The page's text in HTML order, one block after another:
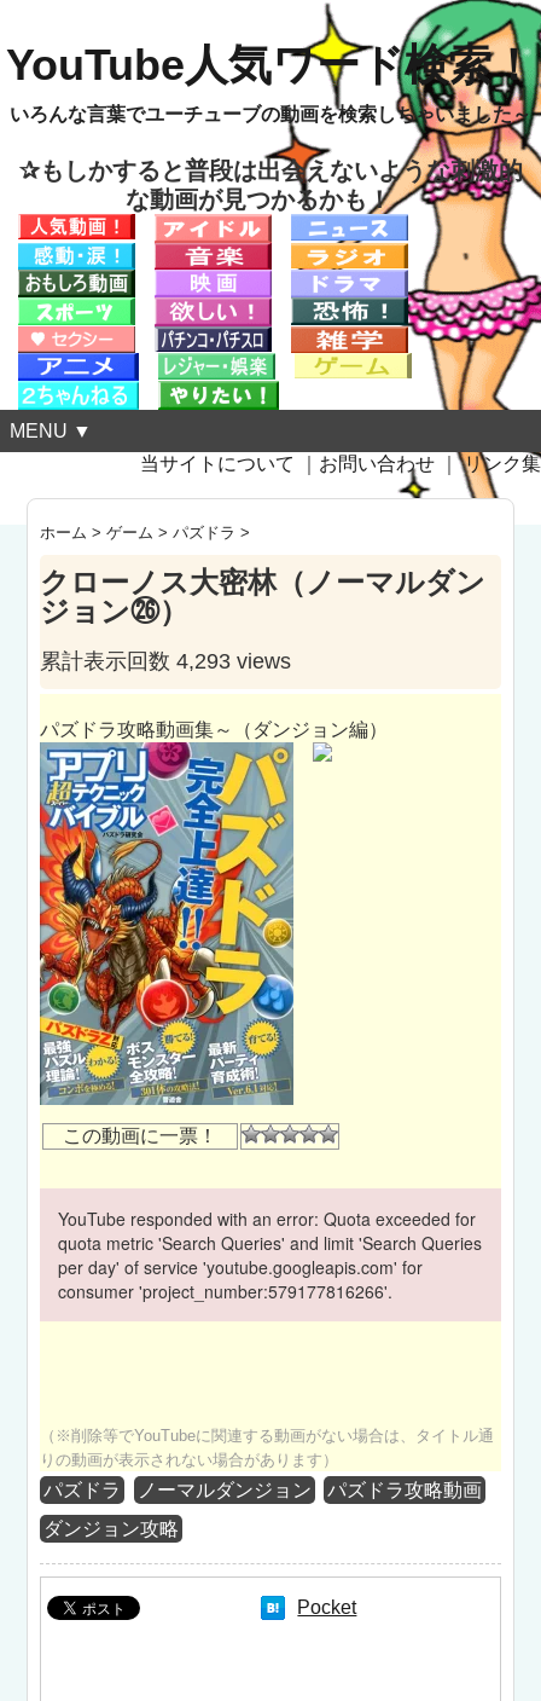
YouTube人気ワード検索！
いろんな言葉でユーチューブの動画を検索しちゃいました～
✰もしかすると普段は出会えないような刺激的
な動画が見つかるかも！
MENU ▼
当サイトについて
お問い合わせ ｜リンク集
ホーム >ゲーム >パズドラ >
クローノス大密林（ノーマルダン
ジョン㉖）
累計表示回数 4,293 views
パズドラ攻略動画集～（ダンジョン編）
この動画に一票！
YouTube responded with an error: Quota exceeded for
quota metric 'Search Queries' and limit 'Search Queries
per day' of service 'youtube.googleapis.com' for
consumer 'project_number:579177816266'.
（※削除等でYouTubeに関連する動画がない場合は、タイトル通
りの動画が表示されない場合があります）
パズドラ ノーマルダンジョン
パズドラ攻略動画
ダンジョン攻略
Pocket